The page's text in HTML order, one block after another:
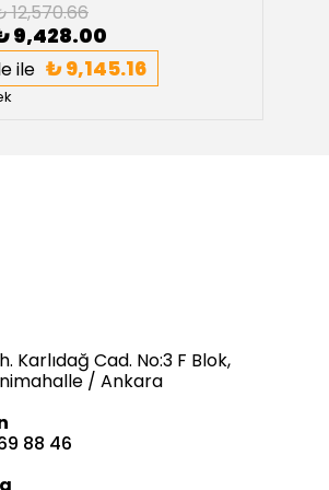
12,570.66
9,428.00
ile ₺ 9,145.16
Karlıdağ Cad. No:3 F Blok,
/ Ankara
88 46